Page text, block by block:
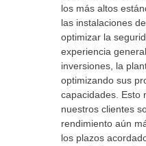
los más altos
las instalaciones
optimizar la
experiencia
inversiones, la
optimizando sus
capacidades. Esto
nuestros clientes
rendimiento aún
los plazos